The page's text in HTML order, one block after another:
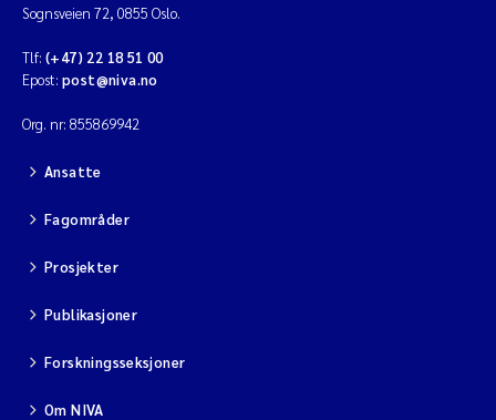
Sognsveien 72, 0855 Oslo.
Tlf: (+47) 22 18 51 00
Epost: post@niva.no
Org. nr: 855869942
Ansatte
Fagområder
Prosjekter
Publikasjoner
Forskningsseksjoner
Om NIVA